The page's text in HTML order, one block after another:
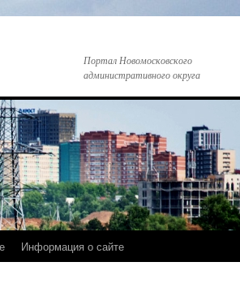
Портал Новомосковского
административного округа
Информация о сайте